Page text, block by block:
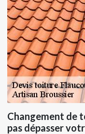
Changement de
pas dépasser